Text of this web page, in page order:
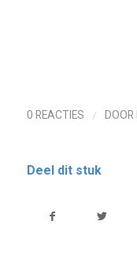
0 REACTIES / DOOR
Deel dit stuk